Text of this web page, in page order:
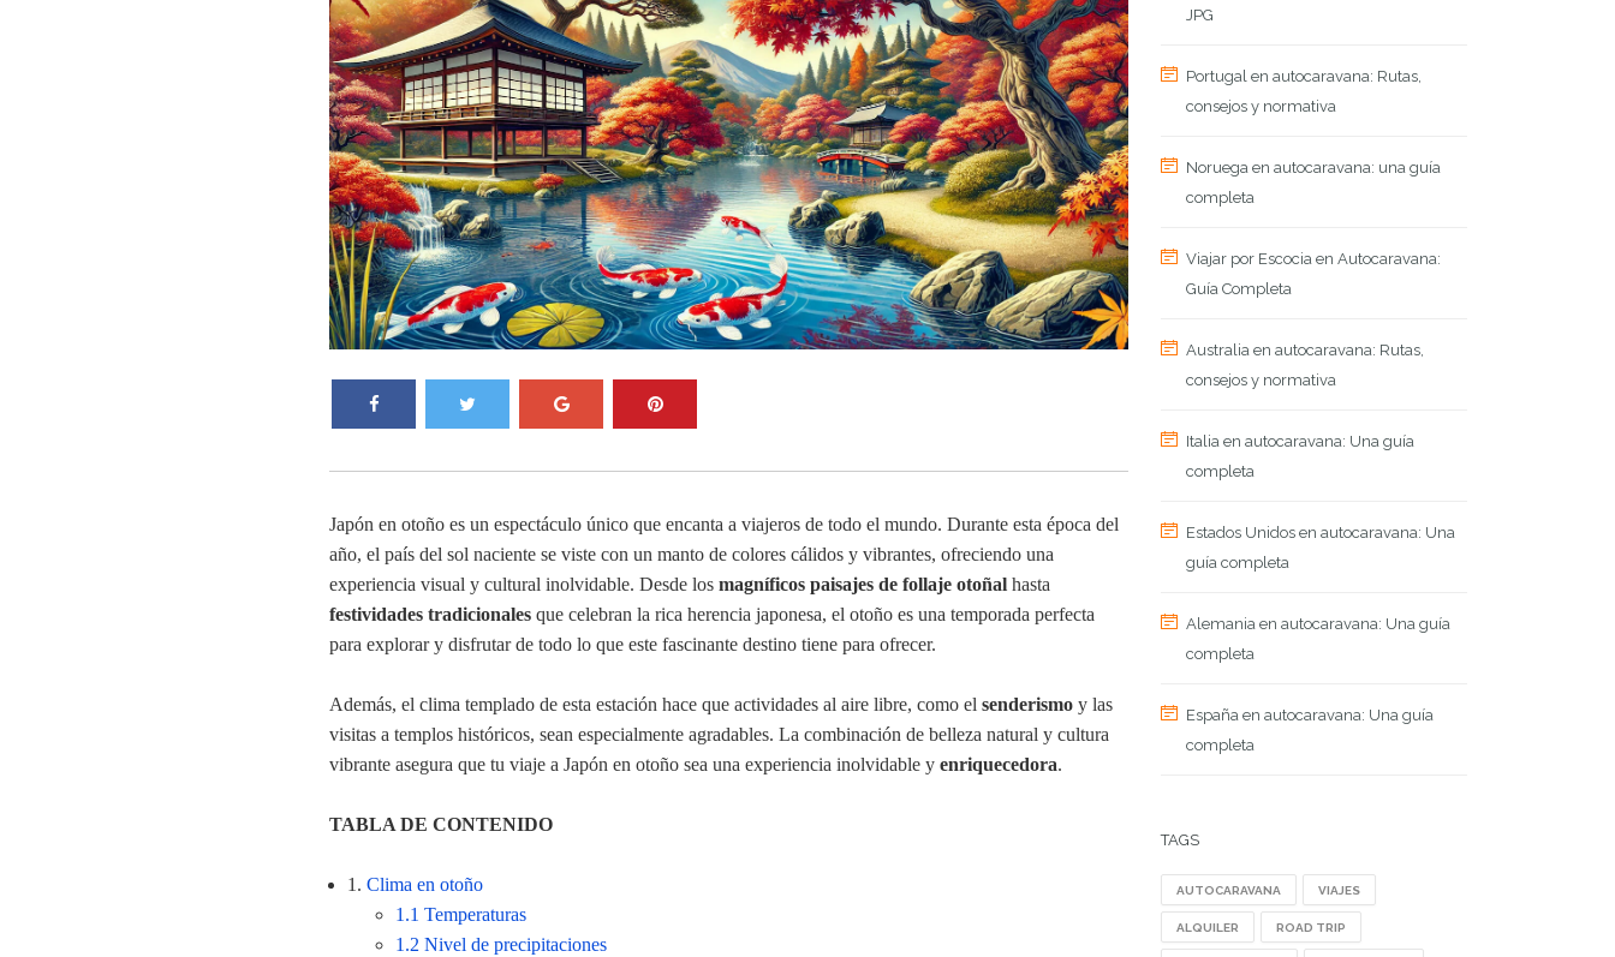
Japón en otoño es un espectáculo único que encanta a viajeros de todo el mundo. Durante esta época del
año, el país del sol naciente se viste con un manto de colores cálidos y vibrantes, ofreciendo una
experiencia visual y cultural inolvidable. Desde los magníficos paisajes de follaje otoñal hasta
festividades tradicionales que celebran la rica herencia japonesa, el otoño es una temporada perfecta
para explorar y disfrutar de todo lo que este fascinante destino tiene para ofrecer.
Además, el clima templado de esta estación hace que actividades al aire libre, como el senderismo y las
visitas a templos históricos, sean especialmente agradables. La combinación de belleza natural y cultura
vibrante asegura que tu viaje a Japón en otoño sea una experiencia inolvidable y enriquecedora.
TABLA DE CONTENIDO
1. Clima en otoño
1.1 Temperaturas
1.2 Nivel de precipitaciones
JPG
Portugal en autocaravana: Rutas,
consejos y normativa
Noruega en autocaravana: una guía
completa
Viajar por Escocia en Autocaravana:
Guía Completa
Australia en autocaravana: Rutas,
consejos y normativa
Italia en autocaravana: Una guía
completa
Estados Unidos en autocaravana: Una
guía completa
Alemania en autocaravana: Una guía
completa
España en autocaravana: Una guía
completa
TAGS
AUTOCARAVANA VIAJES
ALQUILER ROAD TRIP